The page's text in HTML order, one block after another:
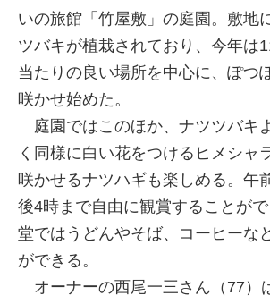
いの旅館「竹屋敷」の庭園。敷地
ツバキが植栽されており、今年は
当たりの良い場所を中心に、ぽつ
咲かせ始めた。
庭園ではこのほか、ナツツバキ
く同様に白い花をつけるヒメシャ
咲かせるナツハギも楽しめる。午
後4時まで自由に観賞することが
堂ではうどんやそば、コーヒーな
ができる。
オーナーの西尾一三さん（77）